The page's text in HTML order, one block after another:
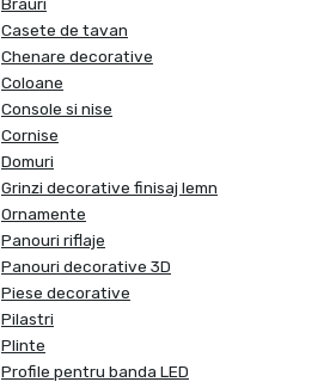
Brauri
Casete de tavan
Chenare decorative
Coloane
Console si nise
Cornise
Domuri
Grinzi decorative finisaj lemn
Ornamente
Panouri riflaje
Panouri decorative 3D
Piese decorative
Pilastri
Plinte
Profile pentru banda LED